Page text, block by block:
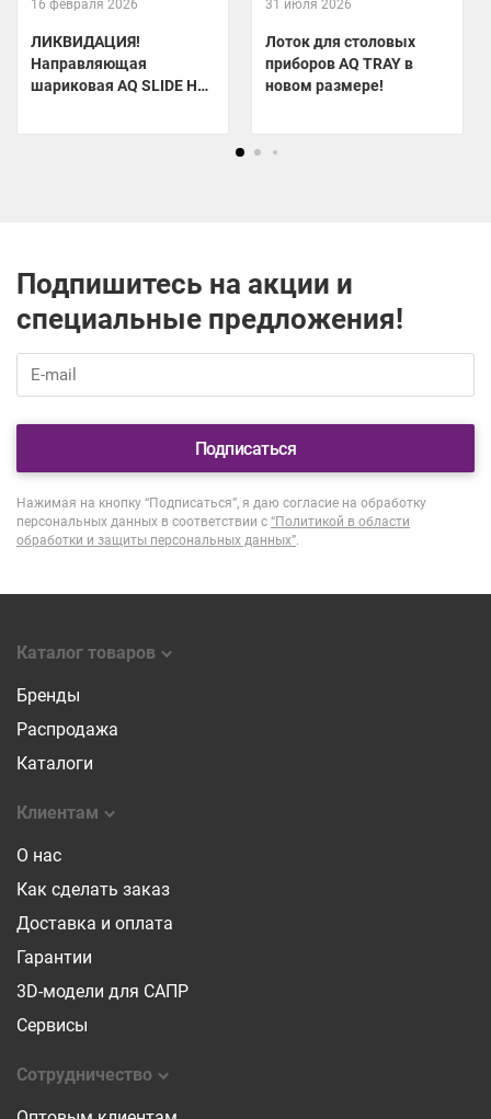
16 февраля 2026
ЛИКВИДАЦИЯ!
Направляющая
шариковая AQ SLIDE Н35
31 июля 2026
Лоток для столовых
приборов AQ TRAY в
новом размере!
Подпишитесь на акции и
специальные предложения!
Подписаться
Нажимая на кнопку “Подписаться”, я даю согласие на обработку
персональных данных в соответствии с “Политикой в области
обработки и защиты персональных данных”.
Каталог товаров
Бренды
Распродажа
Каталоги
Клиентам
О нас
Как сделать заказ
Доставка и оплата
Гарантии
3D-модели для САПР
Сервисы
Сотрудничество